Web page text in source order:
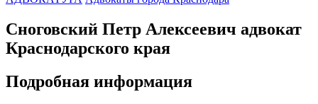
Сноговский Петр Алексеевич адвокат
Краснодарского края
Подробная информация